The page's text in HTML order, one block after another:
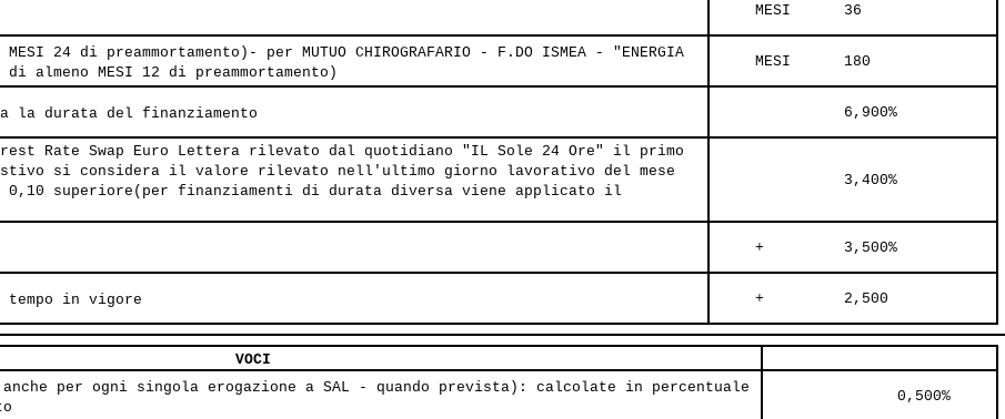
     MESI      36
24 di preammortamento)- per MUTUO CHIROGRAFARIO - F.DO ISMEA - "ENERGIA
di almeno MESI 12 di preammortamento)
     MESI      180
la durata del finanziamento
               6,900%
Rate Swap Euro Lettera rilevato dal quotidiano "IL Sole 24 Ore" il primo
si considera il valore rilevato nell'ultimo giorno lavorativo del mese
superiore(per finanziamenti di durata diversa viene applicato il
               3,400%
     +         3,500%
tempo in vigore
     +         2,500
VOCI
per ogni singola erogazione a SAL - quando prevista): calcolate in percentuale
               0,500%